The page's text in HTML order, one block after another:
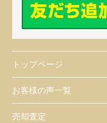
トップページ
お客様の声一覧
売却査定